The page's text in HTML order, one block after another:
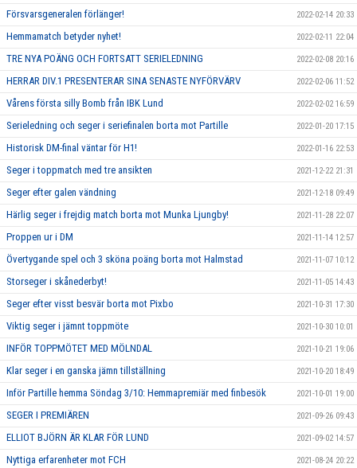
Försvarsgeneralen förlänger! 2022-02-14 20:33
Hemmamatch betyder nyhet! 2022-02-11 22:04
TRE NYA POÄNG OCH FORTSATT SERIELEDNING 2022-02-08 20:16
HERRAR DIV.1 PRESENTERAR SINA SENASTE NYFÖRVÄRV 2022-02-06 11:52
Vårens första silly Bomb från IBK Lund 2022-02-02 16:59
Serieledning och seger i seriefinalen borta mot Partille 2022-01-20 17:15
Historisk DM-final väntar för H1! 2022-01-16 22:53
Seger i toppmatch med tre ansikten 2021-12-22 21:31
Seger efter galen vändning 2021-12-18 09:49
Härlig seger i frejdig match borta mot Munka Ljungby! 2021-11-28 22:07
Proppen ur i DM 2021-11-14 12:57
Övertygande spel och 3 sköna poäng borta mot Halmstad 2021-11-07 10:12
Storseger i skånederbyt! 2021-11-05 14:43
Seger efter visst besvär borta mot Pixbo 2021-10-31 17:30
Viktig seger i jämnt toppmöte 2021-10-30 10:01
INFÖR TOPPMÖTET MED MÖLNDAL 2021-10-21 19:06
Klar seger i en ganska jämn tillställning 2021-10-20 18:49
Inför Partille hemma Söndag 3/10: Hemmapremiär med finbesök 2021-10-01 19:00
SEGER I PREMIÄREN 2021-09-26 09:43
ELLIOT BJÖRN ÄR KLAR FÖR LUND 2021-09-02 14:57
Nyttiga erfarenheter mot FCH 2021-08-24 20:22